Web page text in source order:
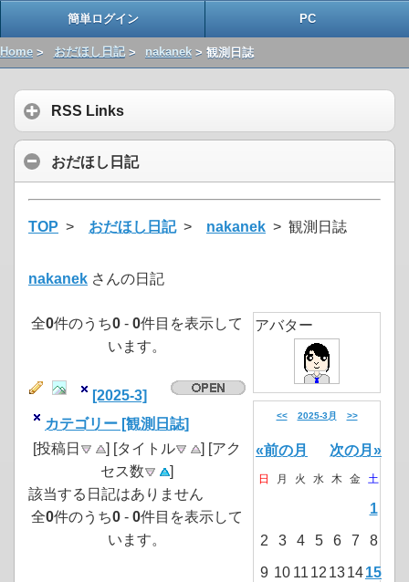
簡単ログイン PC
Home > おだほし日記> nakanek > 観測日誌
RSS Links
おだほし日記
TOP > おだほし日記> nakanek > 観測日誌
nakanek さんの日記
全0件のうち0 - 0件目を表示して
います。
[2025-3]
カテゴリー [観測日誌]
[投稿日
] [タイトル
] [アク
セス数
]
該当する日記はありません
全0件のうち0 - 0件目を表示して
います。
アバター
<< 2025-3月 >>
«前の月 次の月»
日 月 火 水 木 金 土
1
2 3 4 5 6 7 8
9 10 11 12 131415